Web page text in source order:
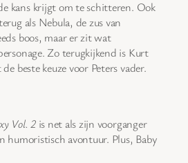
kans krijgt om te schitteren. Ook
als Nebula, de zus van
boos, maar er zit wat
Zo terugkijkend is Kurt
beste keuze voor Peters vader.
Vol. 2is net als zijn voorganger
humoristisch avontuur. Plus, Baby